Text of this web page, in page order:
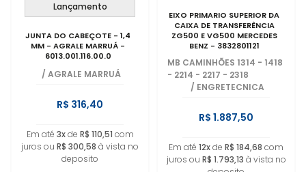
Lançamento
JUNTA DO CABEÇOTE - 1,4
MM - AGRALE MARRUÁ -
6013.001.116.00.0
/ AGRALE MARRUÁ
R$ 316,40
Em até 3xde R$ 110,51 com
juros ou R$ 300,58 à vista no
deposito
EIXO PRIMARIO SUPERIOR DA
CAIXA DE TRANSFERÊNCIA
ZG500 E VG500 MERCEDES
BENZ - 3832801121
MB CAMINHÕES 1314 - 1418
- 2214 - 2217 - 2318
/ ENGRETECNICA
R$ 1.887,50
Em até 12xde R$ 184,68 com
juros ou R$ 1.793,13 à vista no